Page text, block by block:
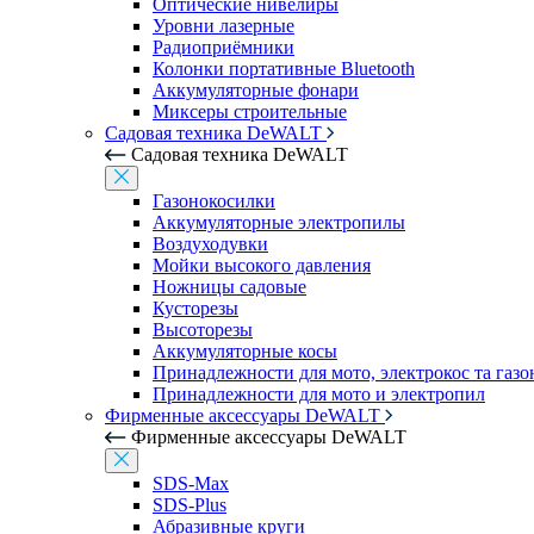
Оптические нивелиры
Уровни лазерные
Радиоприёмники
Колонки портативные Bluetooth
Аккумуляторные фонари
Миксеры строительные
Садовая техника DeWALT
Садовая техника DeWALT
Газонокосилки
Аккумуляторные электропилы
Воздуходувки
Мойки высокого давления
Ножницы садовые
Кусторезы
Высоторезы
Аккумуляторные косы
Принадлежности для мото, электрокос та
Принадлежности для мото и электропил
Фирменные аксессуары DeWALT
Фирменные аксессуары DeWALT
SDS-Max
SDS-Plus
Абразивные круги